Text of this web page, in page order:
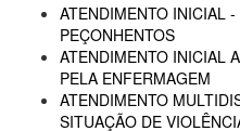
ATENDIMENTO INICIAL
PEÇONHENTOS
ATENDIMENTO INICIAL
PELA ENFERMAGEM
ATENDIMENTO
SITUAÇÃO DE